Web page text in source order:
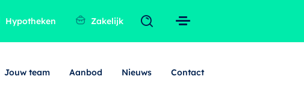
Hypotheken Zakelijk
Jouw team Aanbod Nieuws Contact